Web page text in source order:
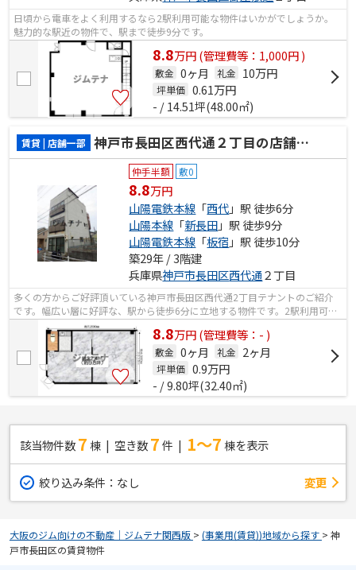
日頃から電車をよく利用するなら2駅利用可能な物件はいかがでしょうか。
魅力的な駅近の物件で、駅まで徒歩9分です。
8.8万円(管理費等：1,000円 )
敷金 0ヶ月 礼金 10万円
坪単価 0.61万円
- / 14.51坪(48.00㎡)
賃貸 | 店舗一部 神戸市長田区西代通２丁目の店舗一部
仲手半額 敷0
8.8万円
山陽電鉄本線 「西代」駅 徒歩6分
山陽本線 「新長田」駅 徒歩9分
山陽電鉄本線 「板宿 」駅 徒歩10分
築29年 / 3階建
兵庫県神戸市長田区西代通２丁目
多くの方からご好評頂いている神戸市長田区西代通2丁目テナントのご紹介
です。幅広い層に好評な、駅から徒歩6分に立地する物件です。2駅利用可能
な物件で移動範囲が広がります。8.8万円(管理費等：- )
敷金 0ヶ月 礼金 2ヶ月
坪単価 0.9万円
- / 9.80坪(32.40㎡)
該当物件数7棟 空き数 7件 1～7棟を表示
絞り込み条件： なし 変更
大阪のジム向けの不動産｜ジムテナ関西版 > (事業用(賃貸))地域から探す > 神
戸市長田区の賃貸物件